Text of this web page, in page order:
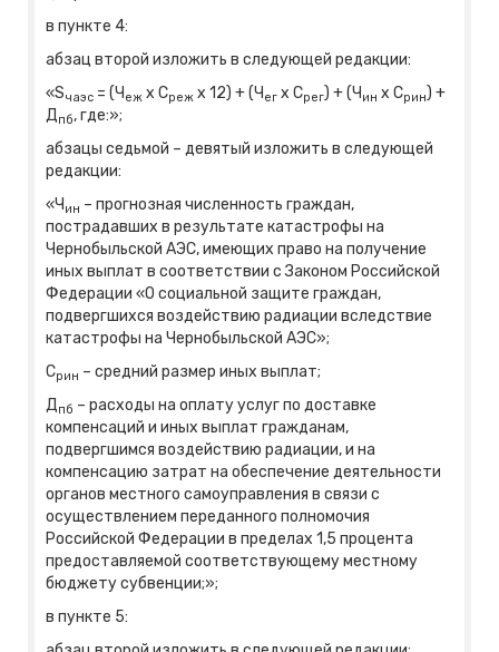
в пункте 4:
абзац второй изложить в следующей редакции:
«Sчаэс = (Ч еж x Среж x 12) + (Ч ег x Срег) + (Ч ин x Срин) +
Дпб, где:»;
абзацы седьмой – девятый изложить в следующей
редакции:
«Ч ин – прогнозная численность граждан,
пострадавших в результате катастрофы на
Чернобыльской АЭС, имеющих право на получение
иных выплат в соответствии с Законом Российской
Федерации «О социальной защите граждан,
подвергшихся воздействию радиации вследствие
катастрофы на Чернобыльской АЭС»;
Срин – средний размер иных выплат;
Дпб – расходы на оплату услуг по доставке
компенсаций и иных выплат гражданам,
подвергшимся воздействию радиации, и на
компенсацию затрат на обеспечение деятельности
органов местного самоуправления в связи с
осуществлением переданного полномочия
Российской Федерации в пределах 1,5 процента
предоставляемой соответствующему местному
бюджету субвенции;»;
в пункте 5: